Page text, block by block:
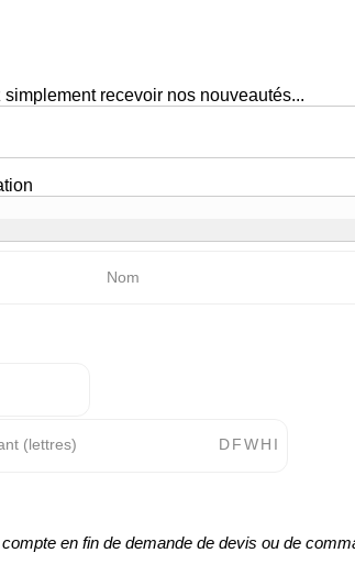
recevoir nos nouveautés...
Nom
(lettres) H
W
F
D
en fin de demande de devis ou de